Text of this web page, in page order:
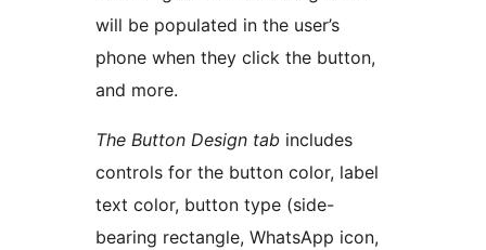
will be populated in the user’s
phone when they click the button,
and more.
The Button Design tab includes
controls for the button color, label
text color, button type (side-
bearing rectangle, WhatsApp icon,